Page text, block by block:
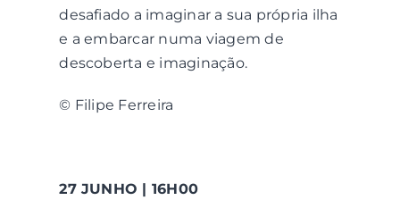
desafiado a imaginar a sua própria ilha
e a embarcar numa viagem de
descoberta e imaginação.
© Filipe Ferreira
27 JUNHO | 16H00